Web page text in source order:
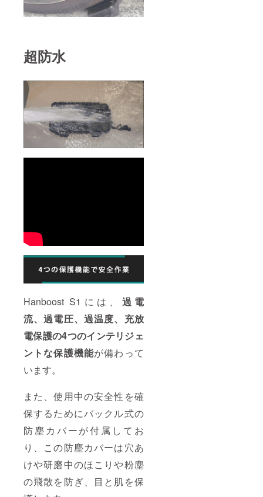
超防水
Hanboost S1には、 過電
流、過電圧、過温度、充放
電保護の4つのインテリジェ
ントな保護機能が備わって
います。
また、使用中の安全性を確
保するためにバックル式の
防塵カバーが付属してお
り、この防塵カバーは穴あ
けや研磨中のほこりや粉塵
の飛散を防ぎ、目と肌を保